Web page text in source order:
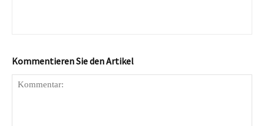
Kommentieren Sie den Artikel